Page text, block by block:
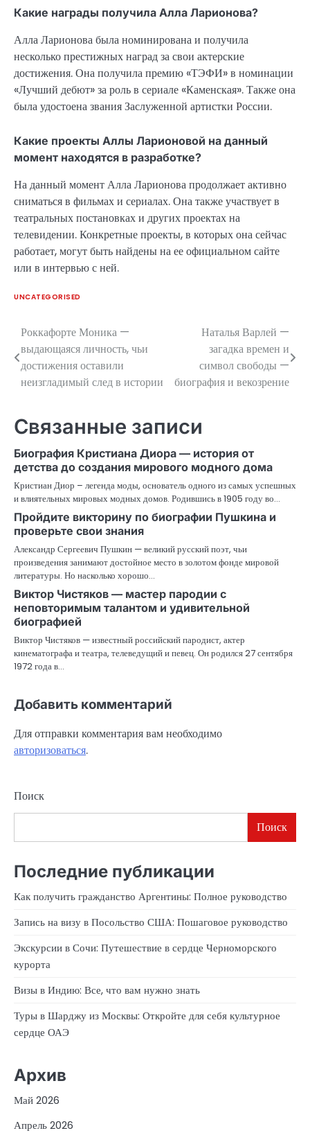
Какие награды получила Алла Ларионова?
Алла Ларионова была номинирована и получила
несколько престижных наград за свои актерские
достижения. Она получила премию «ТЭФИ» в номинации
«Лучший дебют» за роль в сериале «Каменская». Также она
была удостоена звания Заслуженной артистки России.
Какие проекты Аллы Ларионовой на данный
момент находятся в разработке?
На данный момент Алла Ларионова продолжает активно
сниматься в фильмах и сериалах. Она также участвует в
театральных постановках и других проектах на
телевидении. Конкретные проекты, в которых она сейчас
работает, могут быть найдены на ее официальном сайте
или в интервью с ней.
UNCATEGORISED
Навигация
по
записям
Роккафорте Моника —
выдающаяся личность, чьи
достижения оставили
неизгладимый след в истории
Наталья Варлей —
загадка времен и
символ свободы —
биография и векозрение
Связанные записи
Биография Кристиана Диора — история от
детства до создания мирового модного дома
Кристиан Диор – легенда моды, основатель одного из самых успешных
и влиятельных мировых модных домов. Родившись в 1905 году во…
Пройдите викторину по биографии Пушкина и
проверьте свои знания
Александр Сергеевич Пушкин — великий русский поэт, чьи
произведения занимают достойное место в золотом фонде мировой
литературы. Но насколько хорошо…
Виктор Чистяков — мастер пародии с
неповторимым талантом и удивительной
биографией
Виктор Чистяков — известный российский пародист, актер
кинематографа и театра, телеведущий и певец. Он родился 27 сентября
1972 года в…
Добавить комментарий
Для отправки комментария вам необходимо
авторизоваться.
Поиск
Поиск
Последние публикации
Как получить гражданство Аргентины: Полное руководство
Запись на визу в Посольство США: Пошаговое руководство
Экскурсии в Сочи: Путешествие в сердце Черноморского
курорта
Визы в Индию: Все, что вам нужно знать
Туры в Шарджу из Москвы: Откройте для себя культурное
сердце ОАЭ
Архив
Май 2026
Апрель 2026